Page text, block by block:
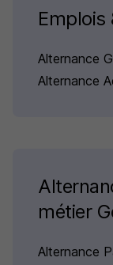
Emplois
Alternance
Alternance
métier
Alternance